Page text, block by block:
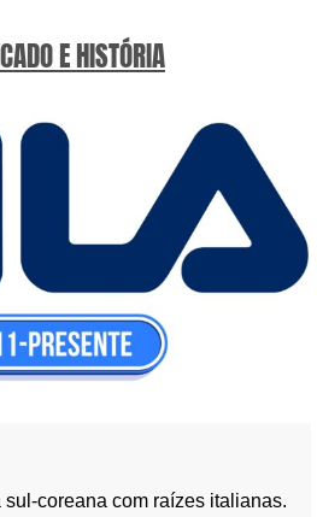
E HISTÓRIA
coreana com raízes italianas.